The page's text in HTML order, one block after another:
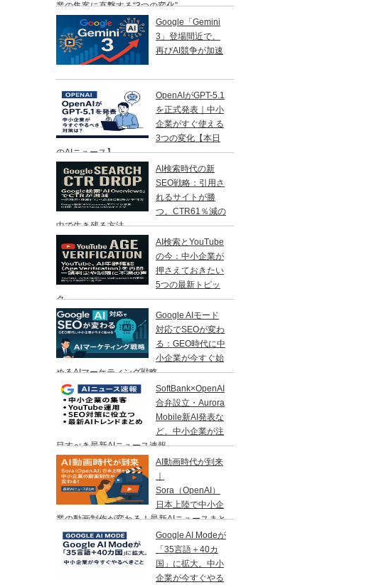
業の集客に直撃する“3つの変化”
Google「Gemini
3」登場間近で、
再びAI競争が加速
OpenAIがGPT-5.1
を正式発表｜中小
企業がすぐ使える
3つの変化【本日
のAIニュース】
AI検索時代の新
SEO戦略：引用さ
れるサイトが勝
つ。CTR61％減の
中で生き残る方法
AI検索とYouTube
の今：中小企業が
押さえておきたい
5つの最新トピッ
ク
Google AIモード
対応でSEOが変わ
る：GEO時代に中
小企業が今すぐ始
めるAIマーケティング戦略
SoftBank×OpenAI
合弁設立・Aurora
Mobile新AI発表な
ど、中小企業が注
目すべき最新AIニュース速報
AI動画時代が到来
Sora（OpenAI）
日本上陸で中小企
業の動画制作が変わる！最新AIニュースまと
め
Google AI Modeが
「35言語＋40カ
国」に拡大。中小
企業が今すぐやる